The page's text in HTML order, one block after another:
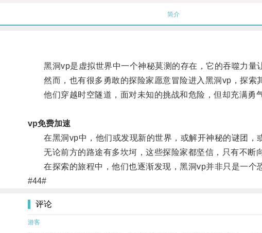
简介
黑洞vp是虚拟世界中一个神秘莫测的存在，它的吞噬力量
然而，也有很多勇敢的探险家愿意冒险进入黑洞vp，探索
他们穿越时空隧道，面对未知的挑战和危险，但却充满勇气
vp免费加速
在黑洞vp中，他们或发现新的世界，或解开神秘的谜团，
无论前方的路途有多坎坷，这些探险家都坚信，只有不断
在探索的旅程中，他们也逐渐发现，黑洞vp并非只是一个
#44#
评论
游客